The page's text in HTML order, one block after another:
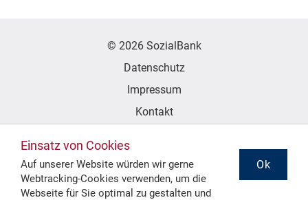
© 2026 SozialBank
Datenschutz
Impressum
Kontakt
Folgen Sie uns
Einsatz von Cookies
Auf unserer Website würden wir gerne
Webtracking-Cookies verwenden, um die
Webseite für Sie optimal zu gestalten und
Ok